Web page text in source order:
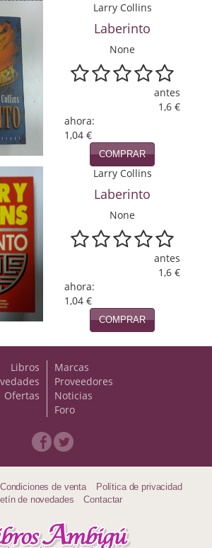
Larry Collins
Laberinto
None
antes
1,6 €
ahora:
1,04 €
COMPRAR
Larry Collins
Laberinto
None
antes
1,6 €
ahora:
1,04 €
COMPRAR
Libros
Ofertas
Marcas
Proveedores
Noticias
Foro
Condiciones de venta
Política de privacidad
de novedades
Contactar